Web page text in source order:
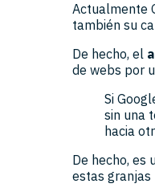
Actualmente
también su
De hecho, el
de webs por
Si
sin una
hacia
De hecho, es
estas granjas